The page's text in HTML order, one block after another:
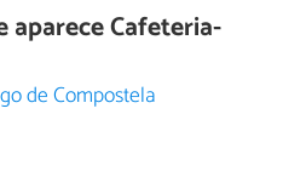
aparece Cafeteria-
de Compostela